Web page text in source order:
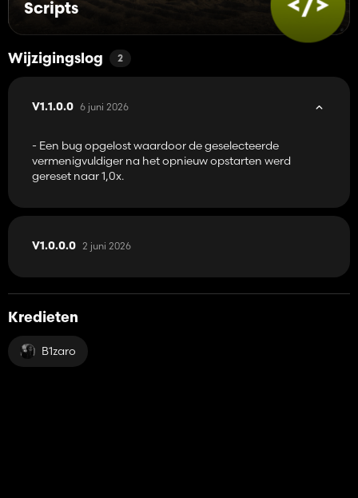
Scripts
Wijzigingslog 2
V1.1.0.0 6 juni 2026
- Een bug opgelost waardoor de geselecteerde
vermenigvuldiger na het opnieuw opstarten werd
gereset naar 1,0x.
V1.0.0.0 2 juni 2026
Kredieten
B1zaro